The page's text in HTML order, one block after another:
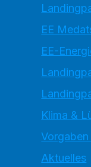
EE
EE-
Klima &
Aktuelles